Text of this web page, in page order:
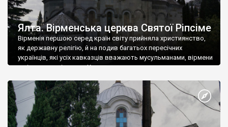
Ялта. Вірменська церква Святої Ріпсіме
Вірменія першою серед країн світу прийняла християнство,
як державну релігію, й на подив багатьох пересічних
українців, які усіх кавказців вважають мусульманами, вірмени
є відданими вірянами Христа